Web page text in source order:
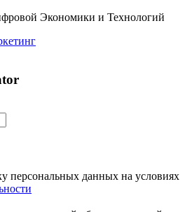
Экономики и Технологий
персональных данных на условиях